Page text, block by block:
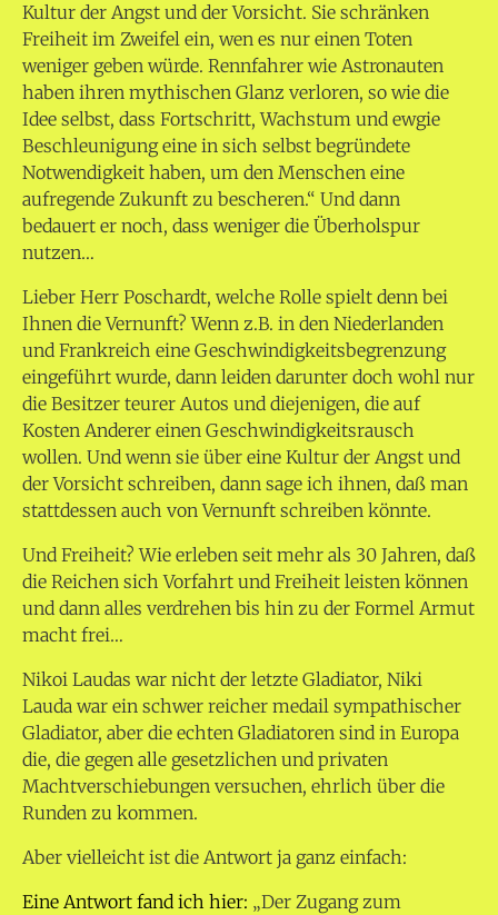
Kultur der Angst und der Vorsicht. Sie schränken
Freiheit im Zweifel ein, wen es nur einen Toten
weniger geben würde. Rennfahrer wie Astronauten
haben ihren mythischen Glanz verloren, so wie die
Idee selbst, dass Fortschritt, Wachstum und ewgie
Beschleunigung eine in sich selbst begründete
Notwendigkeit haben, um den Menschen eine
aufregende Zukunft zu bescheren.“ Und dann
bedauert er noch, dass weniger die Überholspur
nutzen…
Lieber Herr Poschardt, welche Rolle spielt denn bei
Ihnen die Vernunft? Wenn z.B. in den Niederlanden
und Frankreich eine Geschwindigkeitsbegrenzung
eingeführt wurde, dann leiden darunter doch wohl nur
die Besitzer teurer Autos und diejenigen, die auf
Kosten Anderer einen Geschwindigkeitsrausch
wollen. Und wenn sie über eine Kultur der Angst und
der Vorsicht schreiben, dann sage ich ihnen, daß man
stattdessen auch von Vernunft schreiben könnte.
Und Freiheit? Wie erleben seit mehr als 30 Jahren, daß
die Reichen sich Vorfahrt und Freiheit leisten können
und dann alles verdrehen bis hin zu der Formel Armut
macht frei…
Nikoi Laudas war nicht der letzte Gladiator, Niki
Lauda war ein schwer reicher medail sympathischer
Gladiator, aber die echten Gladiatoren sind in Europa
die, die gegen alle gesetzlichen und privaten
Machtverschiebungen versuchen, ehrlich über die
Runden zu kommen.
Aber vielleicht ist die Antwort ja ganz einfach:
Eine Antwort fand ich hier: „Der Zugang zum